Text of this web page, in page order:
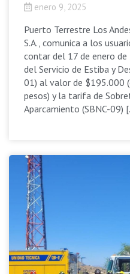
enero 9, 2025
Puerto Terrestre Los
S.A., comunica a los
contar del 17 de enero
del Servicio de Estiba y
01) al valor de $195.000
pesos) y la tarifa de
Aparcamiento (SBNC-09)